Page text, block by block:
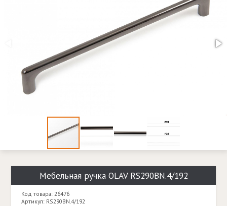
Мебельная ручка OLAV RS290BN.4/192
Код товара: 26476
Артикул: RS290BN.4/192